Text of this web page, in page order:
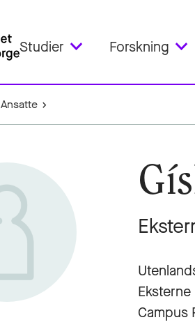
Studier Forskning
Ansatte
Eksterne
Campus